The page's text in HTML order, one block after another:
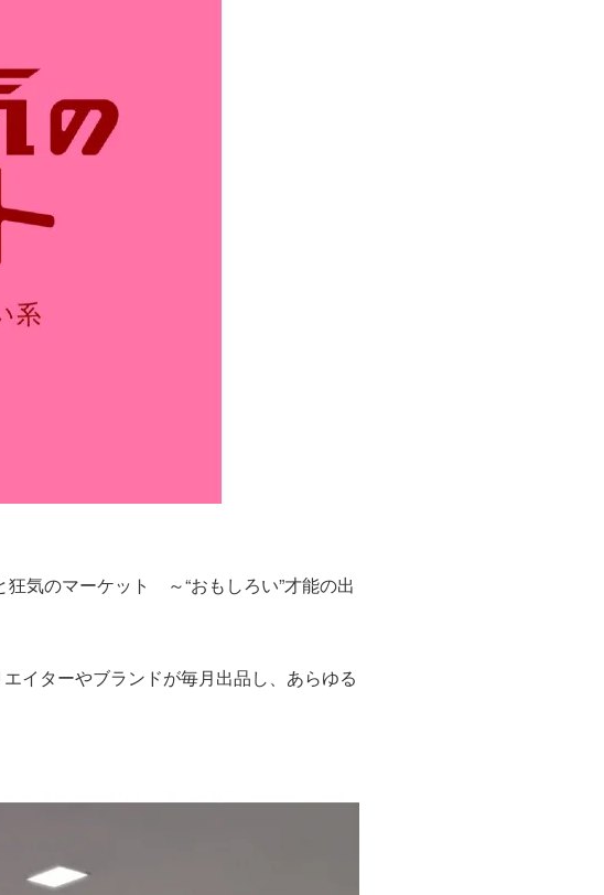
気のマーケット ～“おもしろい”才能の出
イターやブランドが毎月出品し、あらゆる